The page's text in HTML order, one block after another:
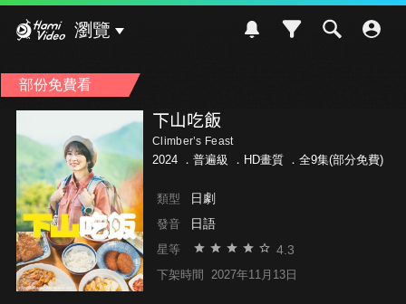
瀏覽
部份免費看
下山吃飯
Climber’s Feast
2024 ． 普遍級 ．HD畫質 ．全9集(部分免費)
類型 日劇
發音 日語
星等 4.3
下架時間 2027年11月13日